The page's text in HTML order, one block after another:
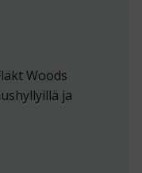
Woods
ja